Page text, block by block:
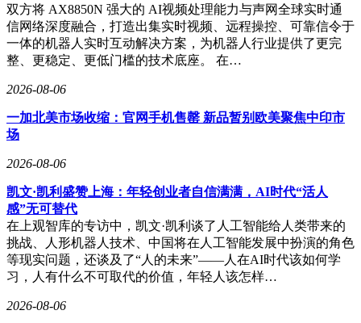
双方将 AX8850N 强大的 AI视频处理能力与声网全球实时通
信网络深度融合，打造出集实时视频、远程操控、可靠信令于
一体的机器人实时互动解决方案，为机器人行业提供了更完
整、更稳定、更低门槛的技术底座。 在…
2026-08-06
一加北美市场收缩：官网手机售罄 新品暂别欧美聚焦中印市
场
2026-08-06
凯文·凯利盛赞上海：年轻创业者自信满满，AI时代“活人
感”无可替代
在上观智库的专访中，凯文·凯利谈了人工智能给人类带来的
挑战、人形机器人技术、中国将在人工智能发展中扮演的角色
等现实问题，还谈及了“人的未来”——人在AI时代该如何学
习，人有什么不可取代的价值，年轻人该怎样…
2026-08-06